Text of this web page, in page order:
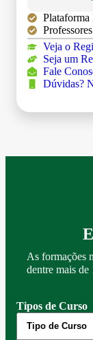
Veja o
Seja um
Fale
Dúvidas?
As formações
dentre mais de
Tipos de Curso